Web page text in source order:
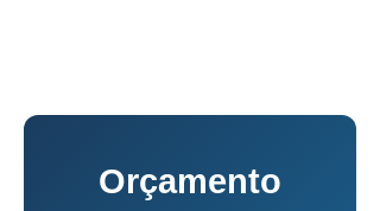
Orçamento